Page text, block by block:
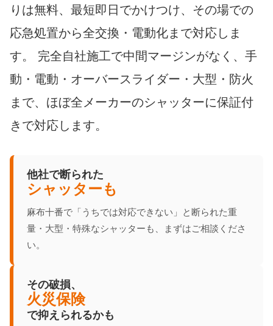
りは無料、最短即日でかけつけ、その場での
応急処置から全交換・電動化まで対応しま
す。 完全自社施工で中間マージンがなく、手
動・電動・オーバースライダー・大型・防火
まで、ほぼ全メーカーのシャッターに保証付
きで対応します。
他社で断られた
シャッターも
麻布十番で「うちでは対応できない」と断られた重
量・大型・特殊なシャッターも、まずはご相談くださ
い。
その破損、
火災保険
で抑えられるかも